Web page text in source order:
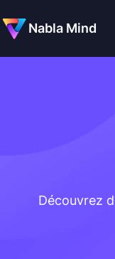
Nabla Mind
Découvrez